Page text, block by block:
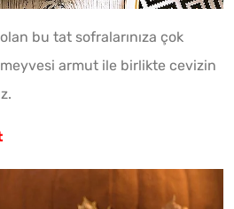
bu tat sofralarınıza çok
meyvesi armut ile birlikte cevizin